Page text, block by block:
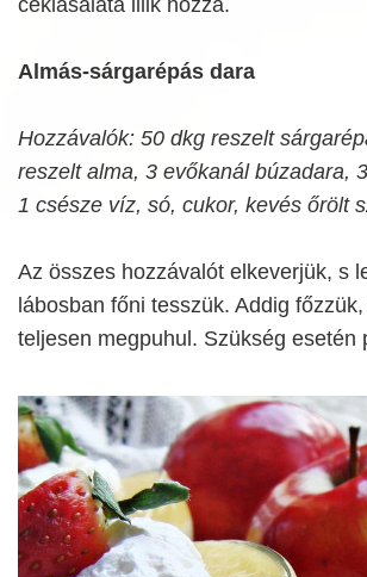
céklasaláta illik hozzá.
Almás-sárgarépás dara
Hozzávalók: 50 dkg reszelt
reszelt alma, 3 evőkanál búzadara,
1 csésze víz, só, cukor, kevés őrölt
Az összes hozzávalót elkeverjük, s
lábosban főni tesszük. Addig
teljesen megpuhul. Szükség esetén